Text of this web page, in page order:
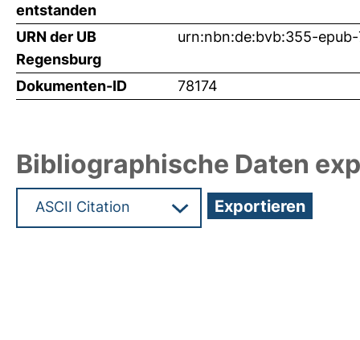
entstanden
URN der UB
Regensburg
urn:nbn:de:bvb:355-epub-
Dokumenten-ID 78174
Bibliographische Daten